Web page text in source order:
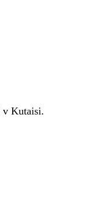
v Kutaisi.